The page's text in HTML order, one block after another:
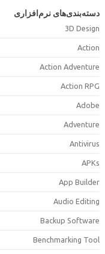
نرم‌افزاری
3D
Action
Action
App
Audio
Backup
Benchmarking